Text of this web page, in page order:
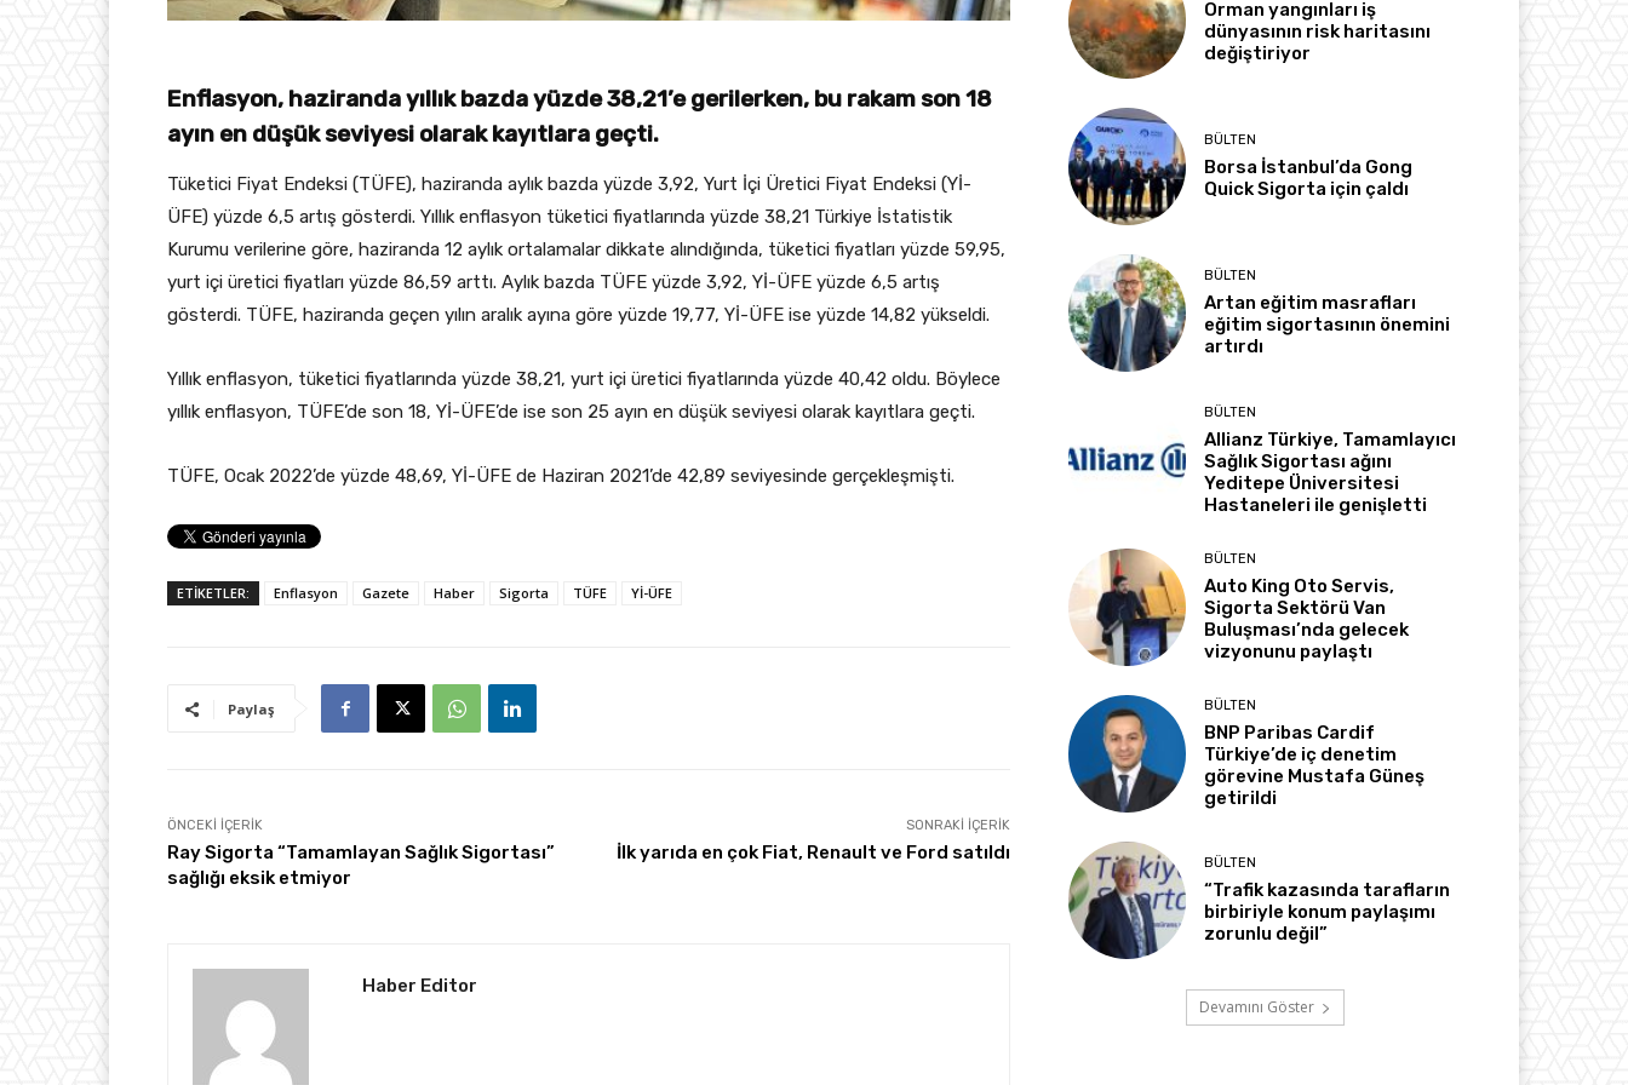
Enflasyon, haziranda yıllık bazda yüzde 38,21’e gerilerken, bu rakam son 18
ayın en düşük seviyesi olarak kayıtlara geçti.
Tüketici Fiyat Endeksi (TÜFE), haziranda aylık bazda yüzde 3,92, Yurt İçi Üretici Fiyat Endeksi (Yİ-
ÜFE) yüzde 6,5 artış gösterdi. Yıllık enflasyon tüketici fiyatlarında yüzde 38,21 Türkiye İstatistik
Kurumu verilerine göre, haziranda 12 aylık ortalamalar dikkate alındığında, tüketici fiyatları yüzde 59,95,
yurt içi üretici fiyatları yüzde 86,59 arttı. Aylık bazda TÜFE yüzde 3,92, Yİ-ÜFE yüzde 6,5 artış
gösterdi. TÜFE, haziranda geçen yılın aralık ayına göre yüzde 19,77, Yİ-ÜFE ise yüzde 14,82 yükseldi.
Yıllık enflasyon, tüketici fiyatlarında yüzde 38,21, yurt içi üretici fiyatlarında yüzde 40,42 oldu. Böylece
yıllık enflasyon, TÜFE’de son 18, Yİ-ÜFE’de ise son 25 ayın en düşük seviyesi olarak kayıtlara geçti.
TÜFE, Ocak 2022’de yüzde 48,69, Yİ-ÜFE de Haziran 2021’de 42,89 seviyesinde gerçekleşmişti.
ETİKETLER: Enflasyon Gazete Haber Sigorta TÜFE Yİ-ÜFE
Paylaş
ÖNCEKI İÇERIK
Ray Sigorta “Tamamlayan Sağlık Sigortası”
sağlığı eksik etmiyor
SONRAKI İÇERIK
İlk yarıda en çok Fiat, Renault ve Ford satıldı
Haber Editor
Orman yangınları iş
dünyasının risk haritasını
değiştiriyor
BÜLTEN
Borsa İstanbul’da Gong
Quick Sigorta için çaldı
BÜLTEN
Artan eğitim masrafları
eğitim sigortasının önemini
artırdı
BÜLTEN
Allianz Türkiye, Tamamlayıcı
Sağlık Sigortası ağını
Yeditepe Üniversitesi
Hastaneleri ile genişletti
BÜLTEN
Auto King Oto Servis,
Sigorta Sektörü Van
Buluşması’nda gelecek
vizyonunu paylaştı
BÜLTEN
BNP Paribas Cardif
Türkiye’de iç denetim
görevine Mustafa Güneş
getirildi
BÜLTEN
“Trafik kazasında tarafların
birbiriyle konum paylaşımı
zorunlu değil”
Devamını Göster